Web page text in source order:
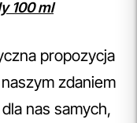
100 ml
propozycja
zdaniem
nas samych,